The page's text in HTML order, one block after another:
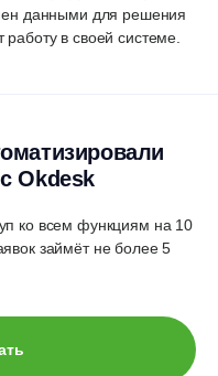
данными для решения
в своей системе.
Okdesk
ко всем функциям на 10
займёт не более 5